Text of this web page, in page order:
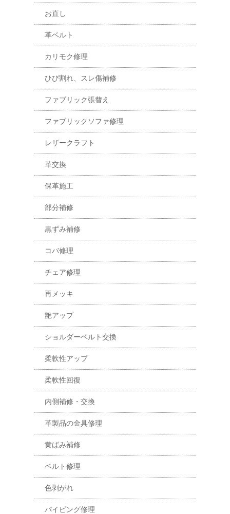
お直し
革ベルト
カリモク修理
ひび割れ、スレ傷補修
ファブリック張替え
ファブリックソファ修理
レザークラフト
革交換
保革施工
部分補修
黒ずみ補修
コバ修理
チェア修理
再メッキ
艶アップ
ショルダーベルト交換
柔軟性アップ
柔軟性回復
内側補修・交換
革製品の金具修理
黄ばみ補修
ベルト修理
色剥がれ
パイピング修理